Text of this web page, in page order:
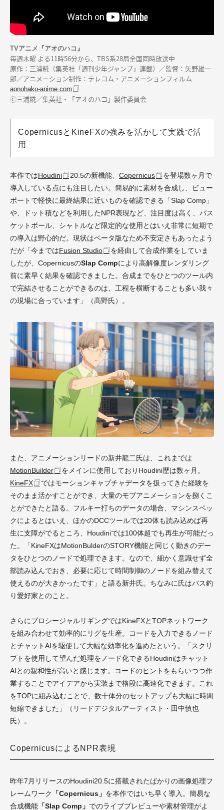
TVアニメ『アオのハコ』
毎週木曜 よる11時56分から、TBS系28局全国同時放送中
原作：三浦糀（集英社「週刊少年ジャンプ」連載）／監督：矢野雄一
郎／アニメーション制作：テレコム・アニメーションフィルム
aonohako-anime.com
Ⓒ三浦糀／集英社・「アオのハコ」製作委員会
CopernicusとKineFXの強みを活かして実践で活
用
本作ではHoudini 20.5の新機能、 Copernicus
を登場数ヶ月で
導入している点にも注目したい。簡易的に素材を合成し、ビュー
ポートで軽快に最終結果に近いものを確認できる「Slap Comp」
や、ドット積などを利用したNPR表現など、注目度は高く、バス
ケットボール、シャトルなど限定的な使用とはいえ非常に短期で
の導入は野心的だ。現状はベータ版なため不安定さもあったよう
だが「今まではFusion Studio
を経由して合成作業をしていま
したが、CopernicusのSlap Compにより高解像度レンダリング
前に素早く結果を確認できました。合成までをひとつのツール内
で完結させることができるのは、工程を横断することも多い我々
の現場に合っています」（高野氏）。
また、アニメーションリードの新井龍二氏は、これまでは
MotionBuilder
をメインに使用しておりHoudini歴は数ヶ月。
KineFX
ではモーションキャプチャデータを扱ってきた経験を
そのまま活かすことができ、大量のモブアニメーションを捌くこ
とができたと語る。フルキー打ちのデータの場合、マシンスペッ
クによるとはいえ、ほかのDCCツールでは20体も読み込めば再
生に支障がでるところ、Houdiniでは100体超でも再生が可能だっ
た。「KineFXはMotionBulderのSTORY機能と同じく動きのデー
タをひとつのノードで処理できます。なので、細かく意識せず全
部読み込んでおき、必要に応じて時間制御のノードを組み替えて
使えるのが大きかったです」と語る新井氏。ちなみに氏はバス釣
り愛好家とのこと。
さらにプロシージャルリギングではKineFXとTOPネットワーク
を組み合わせて効率的にリグを生産。コードを入力できるノード
とチャットAIを駆使して大幅な効率化を進めたという。「スクリ
プトを使用して望んだ処理をノード化できるHoudiniはチャット
AIとの親和性が高いと感じます。コードのヒントをもらいつつ作
業することでアイデアから実装まで格段に高速化できます。これ
をTOPに組み込むことで、数十体分のセットアップも大幅に時間
短縮できました」（リードデジタルアーティスト・田中慎也
氏）。
CopernicusによるNPR表現
昨年7月リリースのHoudini20.5に搭載されたばかりの画像処理フ
レームワーク
「Copernicus」 を本作ではいち早く導入。簡易な
合成機能 「Slap Comp」 でのライブプレビューや素材管理がよ